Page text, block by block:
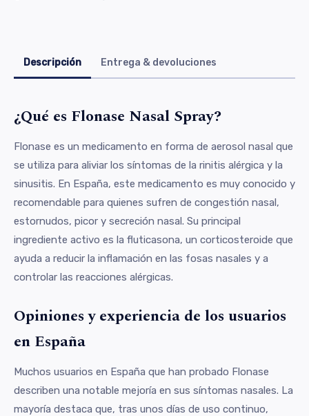
Descripción Entrega & devoluciones
¿Qué es Flonase Nasal Spray?
Flonase es un medicamento en forma de aerosol nasal que
se utiliza para aliviar los síntomas de la rinitis alérgica y la
sinusitis. En España, este medicamento es muy conocido y
recomendable para quienes sufren de congestión nasal,
estornudos, picor y secreción nasal. Su principal
ingrediente activo es la fluticasona, un corticosteroide que
ayuda a reducir la inflamación en las fosas nasales y a
controlar las reacciones alérgicas.
Opiniones y experiencia de los usuarios
en España
Muchos usuarios en España que han probado Flonase
describen una notable mejoría en sus síntomas nasales. La
mayoría destaca que, tras unos días de uso continuo,